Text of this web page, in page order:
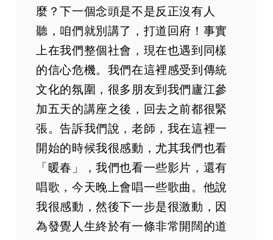
麼？下一個念頭是不是反正沒有人
聽，咱們就別講了，打道回府！事實
上在我們整個社會，現在也遇到同樣
的信心危機。我們在這裡感受到傳統
文化的氛圍，很多朋友到我們廬江參
加五天的講座之後，回去之前都很緊
張。告訴我們說，老師，我在這裡一
開始的時候我很感動，尤其我們也看
「暖春」，我們也看一些影片，還有
唱歌，今天晚上會唱一些歌曲。他說
我很感動，然後下一步是很激動，因
為發覺人生終於有一條非常開闊的道